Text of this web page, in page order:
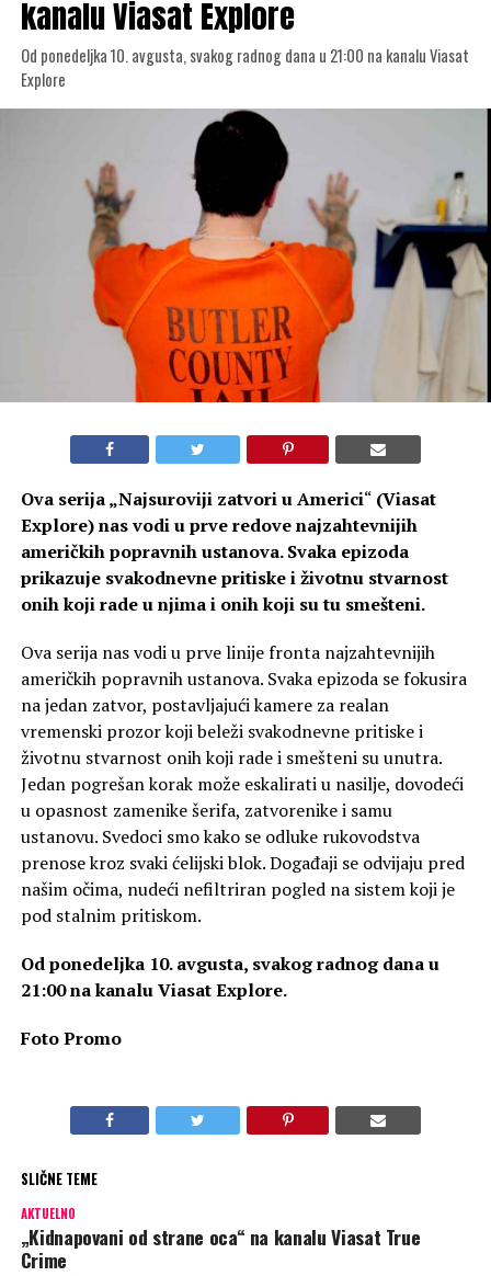
kanalu Viasat Explore
Od ponedeljka 10. avgusta, svakog radnog dana u 21:00 na kanalu Viasat
Explore
Ova serija „Najsuroviji zatvori u Americi“ (Viasat
Explore) nas vodi u prve redove najzahtevnijih
američkih popravnih ustanova. Svaka epizoda
prikazuje svakodnevne pritiske i životnu stvarnost
onih koji rade u njima i onih koji su tu smešteni.
Ova serija nas vodi u prve linije fronta najzahtevnijih
američkih popravnih ustanova. Svaka epizoda se fokusira
na jedan zatvor, postavljajući kamere za realan
vremenski prozor koji beleži svakodnevne pritiske i
životnu stvarnost onih koji rade i smešteni su unutra.
Jedan pogrešan korak može eskalirati u nasilje, dovodeći
u opasnost zamenike šerifa, zatvorenike i samu
ustanovu. Svedoci smo kako se odluke rukovodstva
prenose kroz svaki ćelijski blok. Događaji se odvijaju pred
našim očima, nudeći nefiltriran pogled na sistem koji je
pod stalnim pritiskom.
Od ponedeljka 10. avgusta, svakog radnog dana u
21:00 na kanalu Viasat Explore.
Foto Promo
SLIČNE TEME
AKTUELNO
„Kidnapovani od strane oca“ na kanalu Viasat True
Crime